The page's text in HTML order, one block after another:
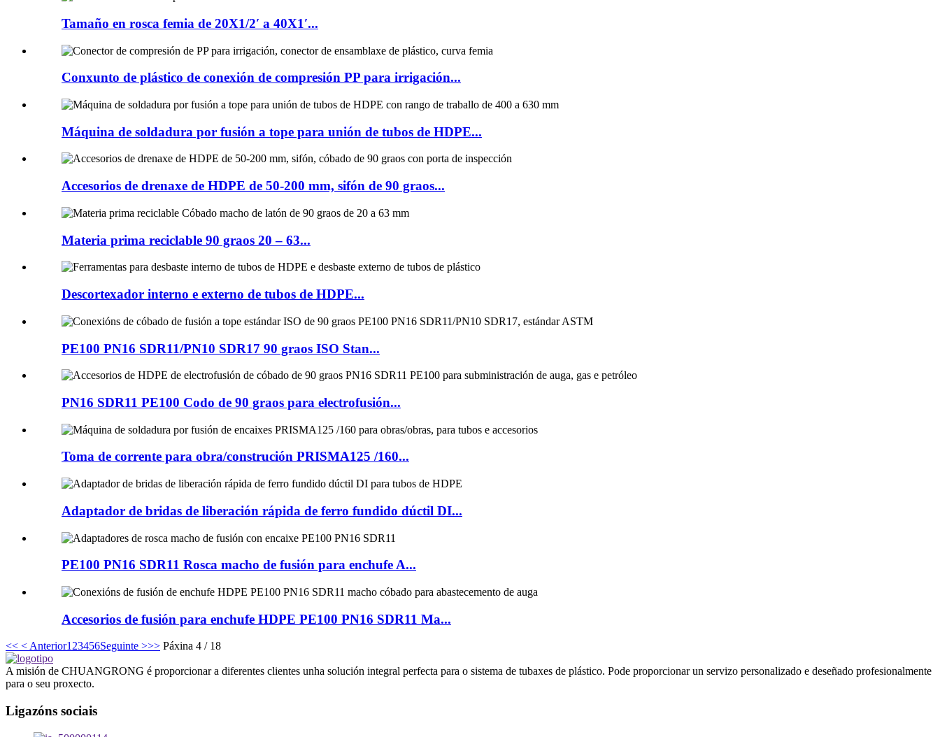
Tamaño en rosca femia de 20X1/2′ a 40X1′...
Conxunto de plástico de conexión de compresión PP para irrigación...
Máquina de soldadura por fusión a tope para unión de tubos de HDPE...
Accesorios de drenaxe de HDPE de 50-200 mm, sifón de 90 graos...
Materia prima reciclable 90 graos 20 – 63...
Descortexador interno e externo de tubos de HDPE...
PE100 PN16 SDR11/PN10 SDR17 90 graos ISO Stan...
PN16 SDR11 PE100 Codo de 90 graos para electrofusión...
Toma de corrente para obra/construción PRISMA125 /160...
Adaptador de bridas de liberación rápida de ferro fundido dúctil DI...
PE100 PN16 SDR11 Rosca macho de fusión para enchufe A...
Accesorios de fusión para enchufe HDPE PE100 PN16 SDR11 Ma...
<< < Anterior123456Seguinte >>> Páxina 4 / 18
A misión de CHUANGRONG é proporcionar a diferentes clientes unha solución integral perfecta para o sistema de tubaxes de plástico. Pode proporcionar un servizo personalizado e deseñado profesionalmente
para o seu proxecto.
Ligazóns sociais